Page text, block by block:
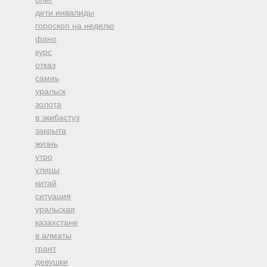
дети инвалиды
гороскоп на неделю
фано
курс
отказ
самиь
уральск
золота
в экибастуз
закрыта
жизнь
утро
улицы
китай
ситуация
уральская
казахстане
в алматы
грант
девушки